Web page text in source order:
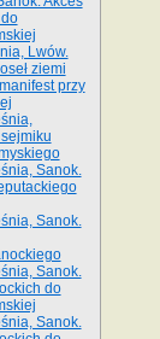
Lwów.
ziemi
przy
Sanok.
Sanok.
Sanok.
do
Sanok.